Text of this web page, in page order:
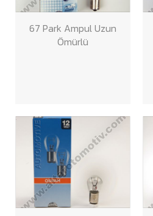
67 Park Ampul Uzun
Ömürlü